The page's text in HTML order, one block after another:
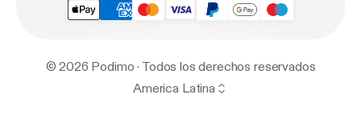
© 2026 Podimo · Todos los derechos reservados
America Latina